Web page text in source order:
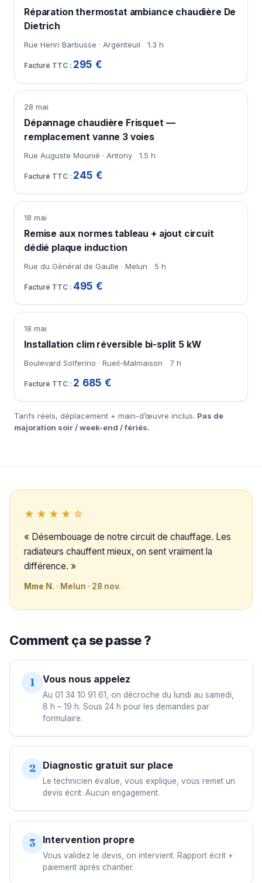
Réparation thermostat ambiance chaudière De
Dietrich
Rue Henri Barbusse · Argenteuil 1.3 h
295 €
28 mai
Dépannage chaudière Frisquet —
remplacement vanne 3 voies
Rue Auguste Mounié · Antony 1.5 h
245 €
18 mai
Remise aux normes tableau + ajout circuit
dédié plaque induction
Rue du Général de Gaulle · Melun 5 h
495 €
18 mai
Installation clim réversible bi-split 5 kW
Boulevard Solferino · Rueil-Malmaison 7 h
2 685 €
Tarifs réels, déplacement + main-d’œuvre inclus. Pas de
majoration soir / week-end / fériés.
★★★★☆
« Désembouage de notre circuit de chauffage. Les
radiateurs chauffent mieux, on sent vraiment la
différence. »
Mme N. · Melun · 28 nov.
Comment ça se passe ?
1 Vous nous appelez
Au 01 34 10 91 61, on décroche du lundi au samedi,
8 h – 19 h. Sous 24 h pour les demandes par
formulaire.
2 Diagnostic gratuit sur place
Le technicien évalue, vous explique, vous remet un
devis écrit. Aucun engagement.
3 Intervention propre
Vous validez le devis, on intervient. Rapport écrit +
paiement après chantier.